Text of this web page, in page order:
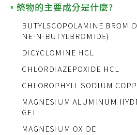
藥物的主要成分是什麼?
BUTYLSCOPOLAMINE
NE-N-BUTYLBROMIDE)
DICYCLOMINE HCL
CHLORDIAZEPOXIDE HCL
CHLOROPHYLL SODIUM
MAGNESIUM ALUMINUM
GEL
MAGNESIUM OXIDE